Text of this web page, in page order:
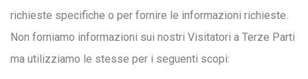
richieste specifiche o per fornire le informazioni richieste.
Non forniamo informazioni sui nostri Visitatori a Terze Parti
ma utilizziamo le stesse per i seguenti scopi: